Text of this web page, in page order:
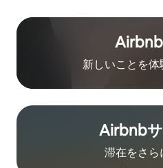
新しいことを体
Airbnb⁠
滞在をさ⁠ら⁠